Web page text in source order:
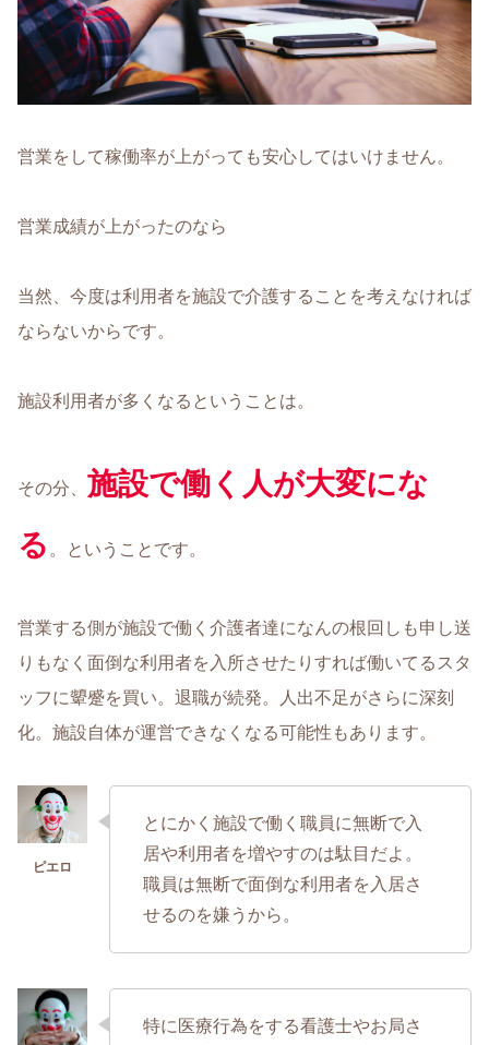
営業をして稼働率が上がっても安心してはいけません。
営業成績が上がったのなら
当然、今度は利用者を施設で介護することを考えなければ
ならないからです。
施設利用者が多くなるということは。
その分、 施設で働く人が大変にな
る 。ということです。
営業する側が施設で働く介護者達になんの根回しも申し送
りもなく面倒な利用者を入所させたりすれば働いてるスタ
ッフに顰蹙を買い。退職が続発。人出不足がさらに深刻
化。施設自体が運営できなくなる可能性もあります。
とにかく施設で働く職員に無断で入
居や利用者を増やすのは駄目だよ。
職員は無断で面倒な利用者を入居さ
せるのを嫌うから。
特に医療行為をする看護士やお局さ